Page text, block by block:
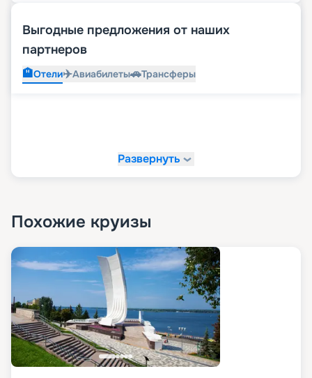
Выгодные предложения от наших
партнеров
🏨Отели✈️Авиабилеты🚗Трансферы
Развернуть
Похожие круизы